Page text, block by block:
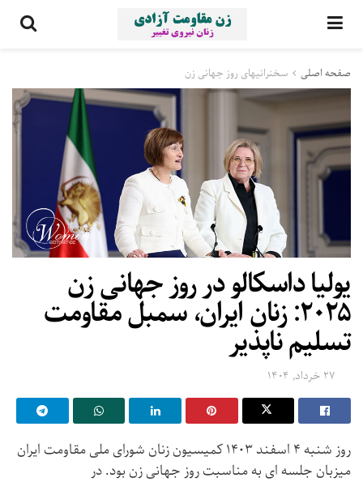
صفحه اصلی سخنرانیهای روز جهانی زن
یولیا داسکالو در روز جهانی زن
۲۰۲۵: زنان ایران، سمبل مقاومت
تسلیم ناپذیر
۲۷ خرداد, ۱۴۰۴
روز شنبه ۴ اسفند ۱۴۰۳ کمیسیون زنان شورای ملی مقاومت ایران
میزبان جلسه ای به مناسبت روز جهانی زن بود. در